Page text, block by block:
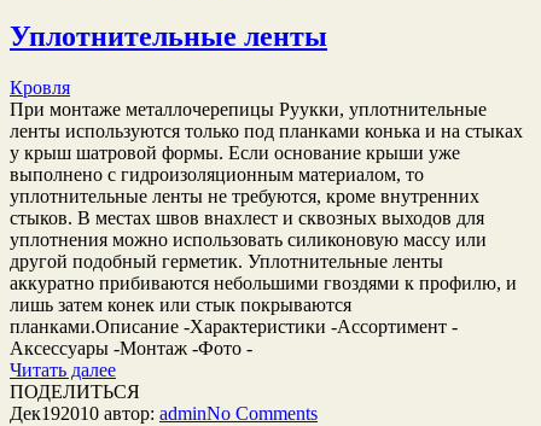
Уплотнительные ленты
Кровля
При монтаже металлочерепицы Руукки, уплотнительные
ленты используются только под планками конька и на стыках
у крыш шатровой формы. Если основание крыши уже
выполнено с гидроизоляционным материалом, то
уплотнительные ленты не требуются, кроме внутренних
стыков. В местах швов внахлест и сквозных выходов для
уплотнения можно использовать силиконовую массу или
другой подобный герметик. Уплотнительные ленты
аккуратно прибиваются небольшими гвоздями к профилю, и
лишь затем конек или стык покрываются
планками.Описание -Характеристики -Ассортимент -
Аксессуары -Монтаж -Фото -
Читать далее
ПОДЕЛИТЬСЯ
Дек192010 автор: adminNo Comments